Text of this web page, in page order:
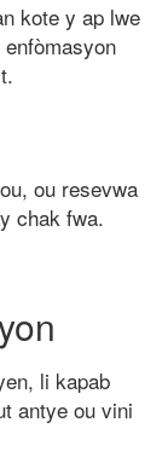
kote y ap lwe
ou resevwa
chak fwa.
li kapab
antye ou vini